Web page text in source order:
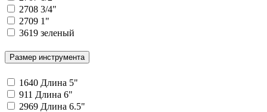
2708 3/4"
2709 1"
3619 зеленый
Размер инструмента
1640 Длина 5"
911 Длина 6"
2969 Длина 6.5"